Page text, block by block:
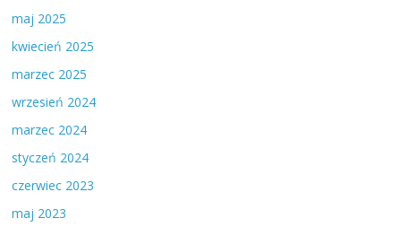
maj 2025
kwiecień 2025
marzec 2025
wrzesień 2024
marzec 2024
styczeń 2024
czerwiec 2023
maj 2023